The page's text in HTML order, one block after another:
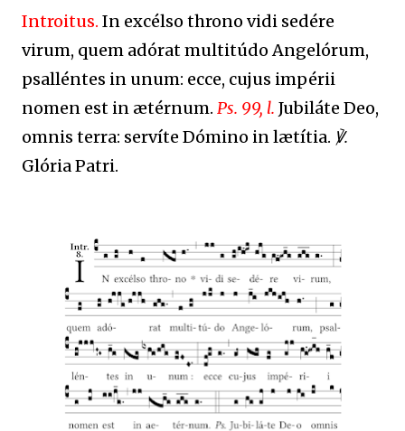
Introitus. In excélso throno vidi sedére
virum, quem adórat multitúdo Angelórum,
psalléntes in unum: ecce, cujus impérii
nomen est in ætérnum. Ps. 99, l. Jubiláte Deo,
omnis terra: servíte Dómino in lætítia. ℣.
Glória Patri.